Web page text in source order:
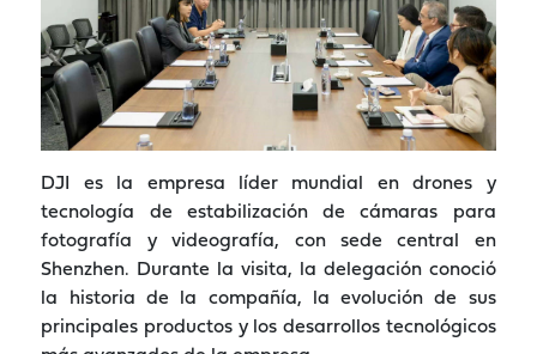
DJI es la empresa líder mundial en drones y
tecnología de estabilización de cámaras para
fotografía y videografía, con sede central en
Shenzhen. Durante la visita, la delegación conoció
la historia de la compañía, la evolución de sus
principales productos y los desarrollos tecnológicos